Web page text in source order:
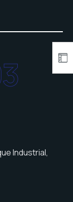
Industrial,